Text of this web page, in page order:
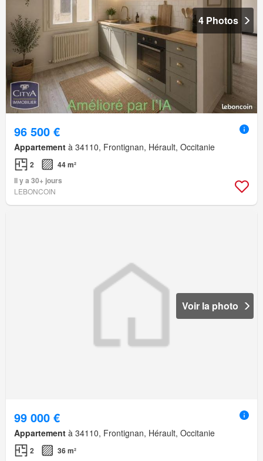
4 Photos
96 500 €
Appartement à 34110, Frontignan, Hérault, Occitanie
2
44 m²
Il y a 30+ jours
LEBONCOIN
Voir la photo
99 000 €
Appartement à 34110, Frontignan, Hérault, Occitanie
2 36 m²